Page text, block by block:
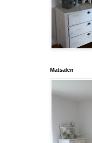
Matsalen